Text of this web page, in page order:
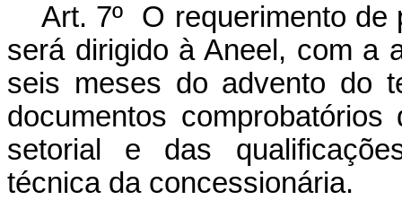
Art. 7º O requerimento de
será dirigido à Aneel, com a
seis meses do advento do
documentos
setorial e das
técnica da concessionária.